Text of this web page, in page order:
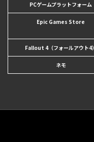
PCゲームプラットフォーム
Epic Games Store
Fallout 4（フォールアウト4）
ネモ